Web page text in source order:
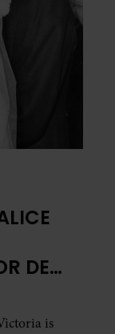
DE
is